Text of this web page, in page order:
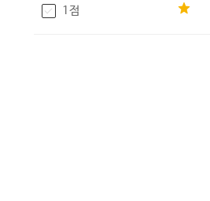
1점